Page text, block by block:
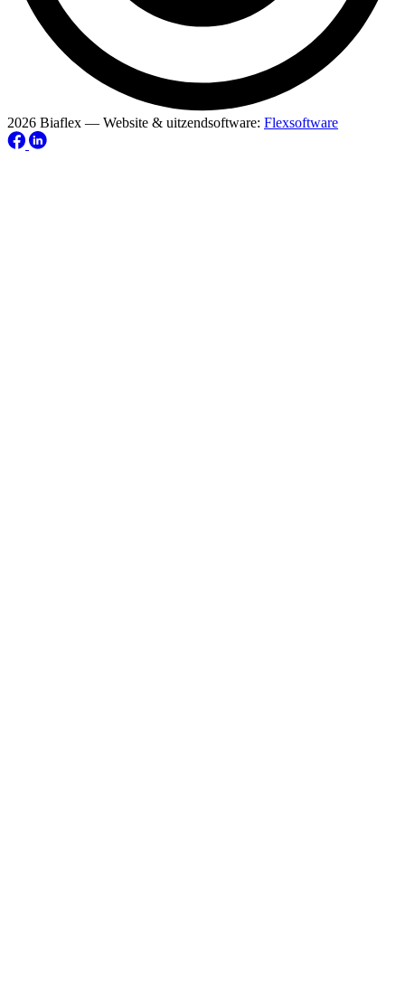
2026 Biaflex — Website & uitzendsoftware: Flexsoftware